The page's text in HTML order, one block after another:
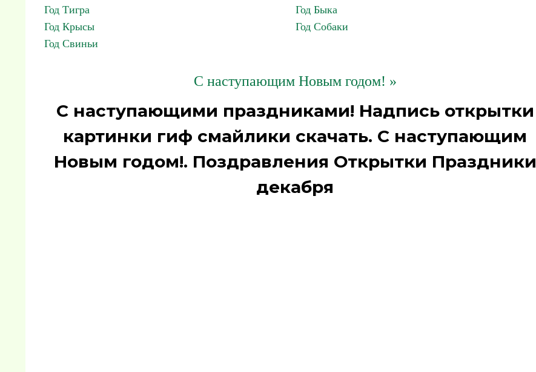
Год Тигра
Год Быка
Год Крысы
Год Собаки
Год Свиньи
С наступающим Новым годом! »
С наступающими праздниками! Надпись открытки
картинки гиф смайлики скачать. С наступающим
Новым годом!. Поздравления Открытки Праздники
декабря